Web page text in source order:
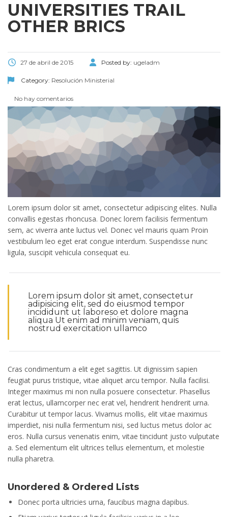
UNIVERSITIES TRAIL
OTHER BRICS
27 de abril de 2015 Posted by: ugeladm
Category: Resolución Ministerial
No hay comentarios
Lorem ipsum dolor sit amet, consectetur adipiscing elites. Nulla
convallis egestas rhoncusa. Donec lorem facilisis fermentum
sem, ac viverra ante luctus vel. Donec vel mauris quam Proin
vestibulum leo eget erat congue interdum. Suspendisse nunc
ligula, suscipit vehicula consequat eu.
Lorem ipsum dolor sit amet, consectetur
adipisicing elit, sed do eiusmod tempor
incididunt ut laboreso et dolore magna
aliqua Ut enim ad minim veniam, quis
nostrud exercitation ullamco
Cras condimentum a elit eget sagittis. Ut dignissim sapien
feugiat purus tristique, vitae aliquet arcu tempor. Nulla facilisi.
Integer maximus mi non nulla posuere consectetur. Phasellus
erat lectus, ullamcorper nec erat vel, hendrerit hendrerit urna.
Curabitur ut tempor lacus. Vivamus mollis, elit vitae maximus
imperdiet, nisi nulla fermentum nisi, sed luctus metus dolor ac
eros. Nulla cursus venenatis enim, vitae tincidunt justo vulputate
a. Sed elementum elit ultrices tellus elementum, et molestie
nulla pharetra.
Unordered & Ordered Lists
Donec porta ultricies urna, faucibus magna dapibus.